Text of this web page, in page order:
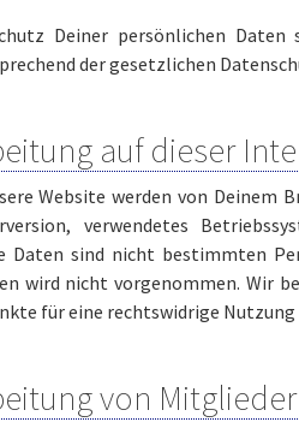
Deiner persönlichen
der gesetzlichen
auf dieser
Website werden von
verwendetes
Daten sind nicht bestimmten
wird nicht vorgenommen. Wir
für eine rechtswidrige Nutzung
von